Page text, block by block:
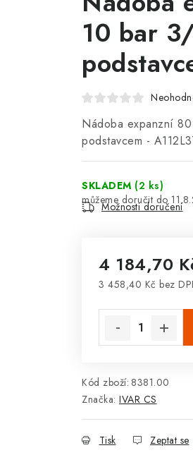
10 bar
Nádoba expanzní
podstavcem -
SKLADEM (2 ks)
Možnosti doručení
4 184,70
3 458,40 Kč bez
Kód zboží: 8381.00
Značka: IVAR CS
Tisk Zeptat se